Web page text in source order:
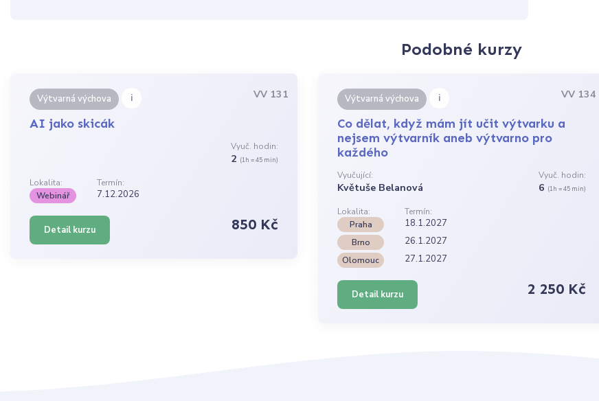
Podobné kurzy
Výtvarná výchova i VV 131
AI jako skicák
Vyuč. hodin:
2 (1h = 45 min)
Lokalita:
Termín:
Webinář
7.12.2026
Detail kurzu 850 Kč
Výtvarná výchova i VV 134
Co dělat, když mám jít učit výtvarku a
nejsem výtvarník aneb výtvarno pro
každého
Vyučující:
Květuše Belanová
Vyuč. hodin:
6 (1h = 45 min)
Lokalita:
Termín:
Praha
18.1.2027
Brno 26.1.2027
Olomouc 27.1.2027
Detail kurzu 2 250 Kč